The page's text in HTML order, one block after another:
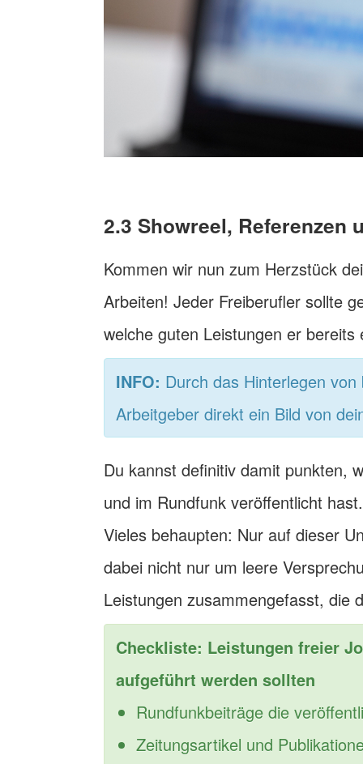
2.3 Showreel, Referenzen
Kommen wir nun zum Herzstück
Arbeiten! Jeder Freiberufler sollte
welche guten Leistungen er bereits
INFO: Durch das Hinterlegen
Arbeitgeber direkt ein Bild von
Du kannst definitiv damit punkten,
und im Rundfunk veröffentlicht
Vieles behaupten: Nur auf dieser
dabei nicht nur um leere
Leistungen zusammengefasst, die
Checkliste: Leistungen freier
aufgeführt werden sollten
Rundfunkbeiträge die
Zeitungsartikel und